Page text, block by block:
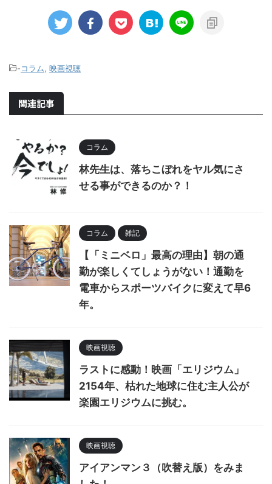
-コラム 映画視聴
関連記事
コラム
林先生は、落ちこぼれをヤル気にさ
せる事ができるのか？！
コラム 雑記
【「ミニベロ」最高の理由】朝の通
勤が楽しくてしょうがない！通勤を
電車からスポーツバイクに変えて早6
年。
映画視聴
ラストに感動！映画「エリジウム」
2154年、枯れた地球に住む主人公が
楽園エリジウムに挑む。
映画視聴
アイアンマン３（吹替え版）をみま